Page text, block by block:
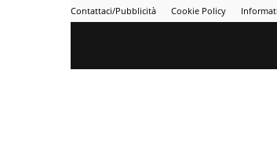
Contattaci/Pubblicità Cookie Policy